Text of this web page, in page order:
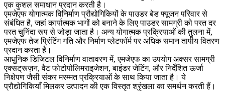
एक कुशल समाधान प्रदान करती है।
एमजेएफ योगात्मक विनिर्माण प्रौद्योगिकियों केपाउडर बेड फ्यूजनपरिवार से
संबंधित है, जहां कार्यात्मक भागों को बनाने के लिए पाउडर सामग्री को परत दर
परत चुनिंदा रूप से जोड़ा जाता है। अन्य योगात्मक प्रक्रियाओं की तुलना में,
एमजेएफ तेज प्रिंटिंग गति और निर्माण प्लेटफॉर्म पर अधिक समान तापीय वितरण
प्रदान करता है।
आधुनिक डिजिटल विनिर्माण वातावरण में, एमजेएफ का उपयोग अक्सरसामग्री
एक्सट्रूज़न,वैट फोटोपोलिमराइजेशन,बाइंडर जेटिंग, औरनिर्देशित ऊर्जा
निक्षेपणजैसी संकर मरम्मत प्रक्रियाओं के साथ किया जाता है। ये
प्रौद्योगिकियाँ मिलकर उत्पादन की एक विस्तृत श्रृंखला का समर्थन करती हैं।